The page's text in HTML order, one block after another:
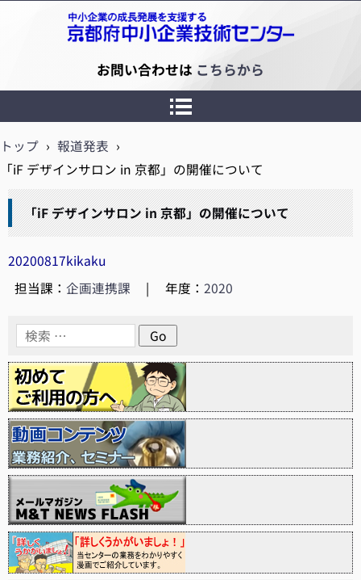
京都府中小企業技術センター
お問い合わせは こちらから
トップ › 報道発表 ›
「iF デザインサロン in 京都」の開催について
「iF デザインサロン in 京都」の開催について
20200817kikaku
担当課： 企画連携課 | 年度：2020